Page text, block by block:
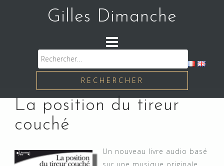
Gilles Dimanche
Rechercher :
La position du tireur
couché
Un nouveau livre audio basé